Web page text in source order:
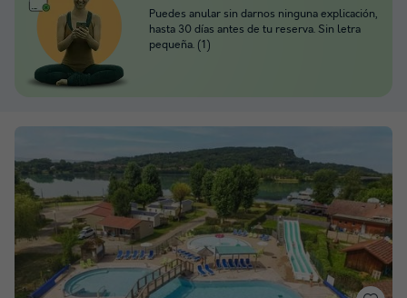
Puedes anular sin darnos ninguna explicación,
hasta 30 días antes de tu reserva. Sin letra
pequeña. (1)